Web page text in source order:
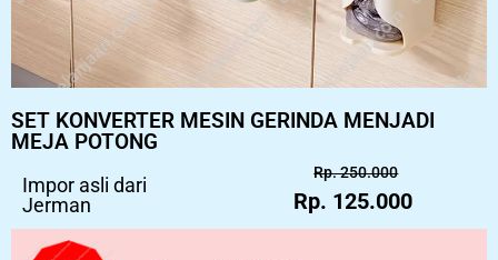
SET KONVERTER MESIN GERINDA MENJADI
MEJA POTONG
Impor asli dari
Jerman
Rp. 250.000
Rp. 125.000